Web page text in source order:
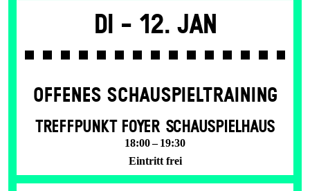
Di - 12. Jan
OFFENES SCHAU­SPIEL­TRAINING
TREFFPUNKT FOYER SCHAUSPIELHAUS
18:00 – 19:30
Eintritt frei